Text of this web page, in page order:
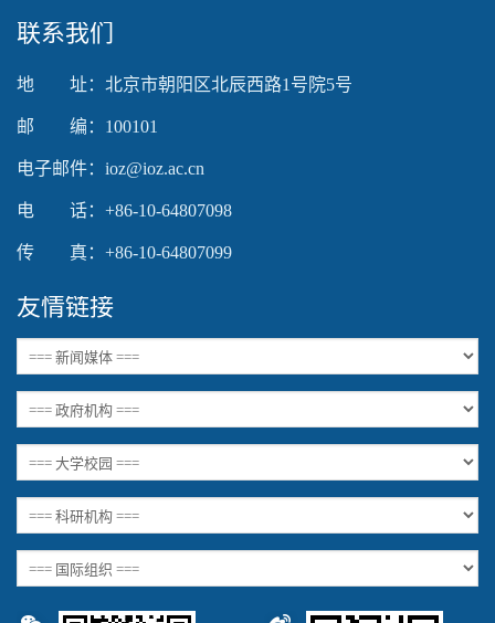
联系我们
地 址：北京市朝阳区北辰西路1号院5号
邮 编：100101
电子邮件：ioz@ioz.ac.cn
电 话：+86-10-64807098
传 真：+86-10-64807099
友情链接